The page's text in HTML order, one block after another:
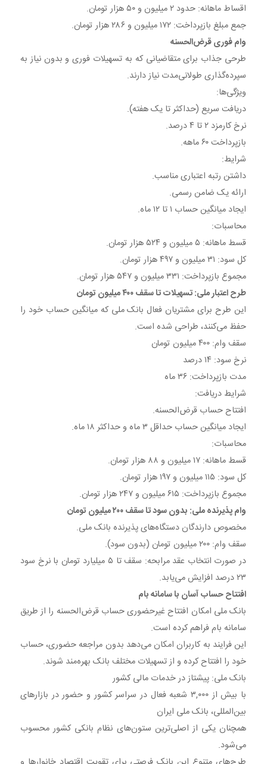
اقساط ماهانه: حدود ۲ میلیون و ۵۰ هزار تومان.
جمع مبلغ بازپرداخت: ۱۷۲ میلیون و ۲۸۶ هزار تومان.
وام فوری قرض‌الحسنه
طرحی جذاب برای متقاضیانی که به تسهیلات فوری و بدون نیاز به
سپرده‌گذاری طولانی‌مدت نیاز دارند.
ویژگی‌ها:
دریافت سریع (حداکثر تا یک هفته).
نرخ کارمزد ۲ تا ۴ درصد.
بازپرداخت ۶۰ ماهه.
شرایط:
داشتن رتبه اعتباری مناسب.
ارائه یک ضامن رسمی.
ایجاد میانگین حساب ۱ تا ۱۲ ماه.
محاسبات:
قسط ماهانه: ۵ میلیون و ۵۲۴ هزار تومان.
کل سود: ۳۱ میلیون و ۴۹۷ هزار تومان.
مجموع بازپرداخت: ۳۳۱ میلیون و ۵۴۷ هزار تومان.
طرح اعتبار ملی: تسهیلات تا سقف ۴۰۰ میلیون تومان
این طرح برای مشتریان فعال بانک ملی که میانگین حساب خود را
حفظ می‌کنند، طراحی شده است.
سقف وام: ۴۰۰ میلیون تومان
نرخ سود: ۱۴ درصد
مدت بازپرداخت: ۳۶ ماه
شرایط دریافت:
افتتاح حساب قرض‌الحسنه.
ایجاد میانگین حساب حداقل ۳ ماه و حداکثر ۱۸ ماه.
محاسبات:
قسط ماهانه: ۱۷ میلیون و ۸۸ هزار تومان.
کل سود: ۱۱۵ میلیون و ۱۹۷ هزار تومان.
مجموع بازپرداخت: ۶۱۵ میلیون و ۲۴۷ هزار تومان.
وام پذیرنده ملی: بدون سود تا سقف ۲۰۰ میلیون تومان
مخصوص دارندگان دستگاه‌های پذیرنده بانک ملی.
سقف وام: ۲۰۰ میلیون تومان (بدون سود).
در صورت انتخاب عقد مرابحه: سقف تا ۵ میلیارد تومان با نرخ سود
۲۳ درصد افزایش می‌یابد.
افتتاح حساب آسان با سامانه بام
بانک ملی امکان افتتاح غیرحضوری حساب قرض‌الحسنه را از طریق
سامانه بام فراهم کرده است.
این فرایند به کاربران امکان می‌دهد بدون مراجعه حضوری، حساب
خود را افتتاح کرده و از تسهیلات مختلف بانک بهره‌مند شوند.
بانک ملی: پیشتاز در خدمات مالی کشور
با بیش از ۳,۰۰۰ شعبه فعال در سراسر کشور و حضور در بازارهای
بین‌المللی، بانک ملی ایران
همچنان یکی از اصلی‌ترین ستون‌های نظام بانکی کشور محسوب
می‌شود.